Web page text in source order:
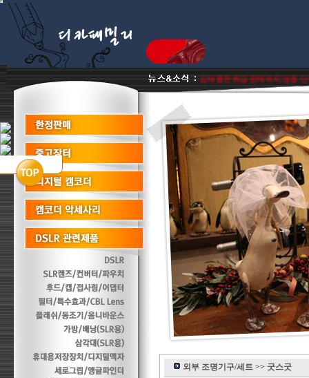
트너몰로서 이월상품 진열상품 리퍼비시 병행수입제품은취급판매하지않음 단
외부 조명기구/세트>> 굿스굿